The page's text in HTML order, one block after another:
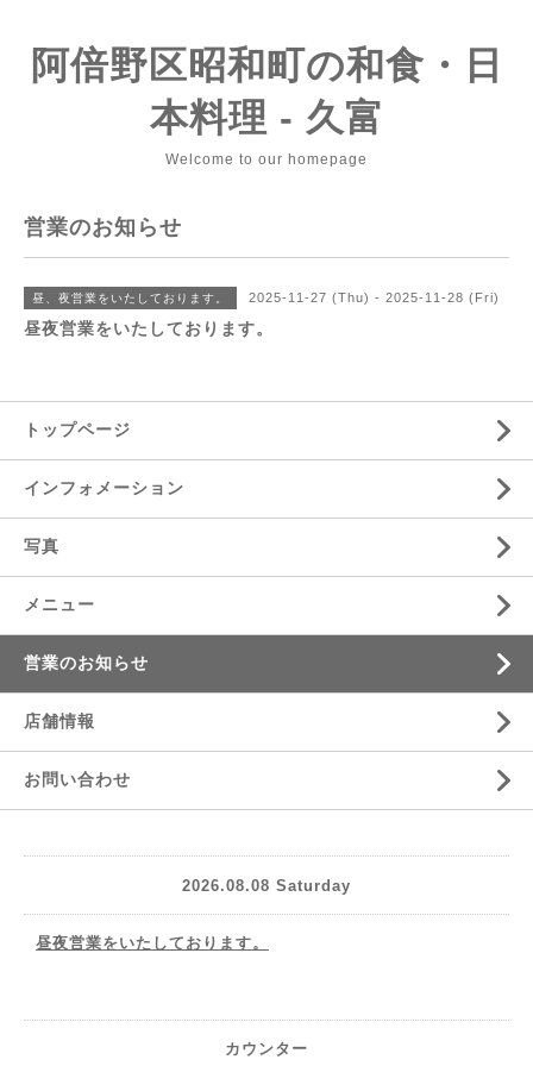
阿倍野区昭和町の和食・日
本料理 - 久富
Welcome to our homepage
営業のお知らせ
昼、夜営業をいたしております。 2025-11-27 (Thu) - 2025-11-28 (Fri)
昼夜営業をいたしております。
トップページ
インフォメーション
写真
メニュー
営業のお知らせ
店舗情報
お問い合わせ
2026.08.08 Saturday
昼夜営業をいたしております。
カウンター